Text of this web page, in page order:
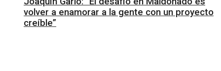
volver a enamorar a la gente con un proyecto
creíble”